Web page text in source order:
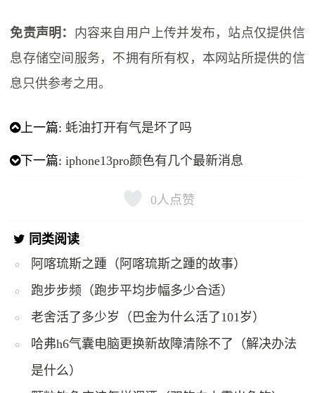
免责声明： 内容来自用户上传并发布，站点仅提供信
息存储空间服务，不拥有所有权，本网站所提供的信
息只供参考之用。
上一篇:​蚝油打开有气是坏了吗
下一篇:iphone13pro颜色有几个最新消息
0人点赞
同类阅读
阿喀琉斯之踵（阿喀琉斯之踵的故事）
跑步步频（跑步平均步幅多少合适）
老舍活了多少岁（巴金为什么活了101岁）
哈弗h6气囊电脑更换新故障清除不了（解决办法
是什么）